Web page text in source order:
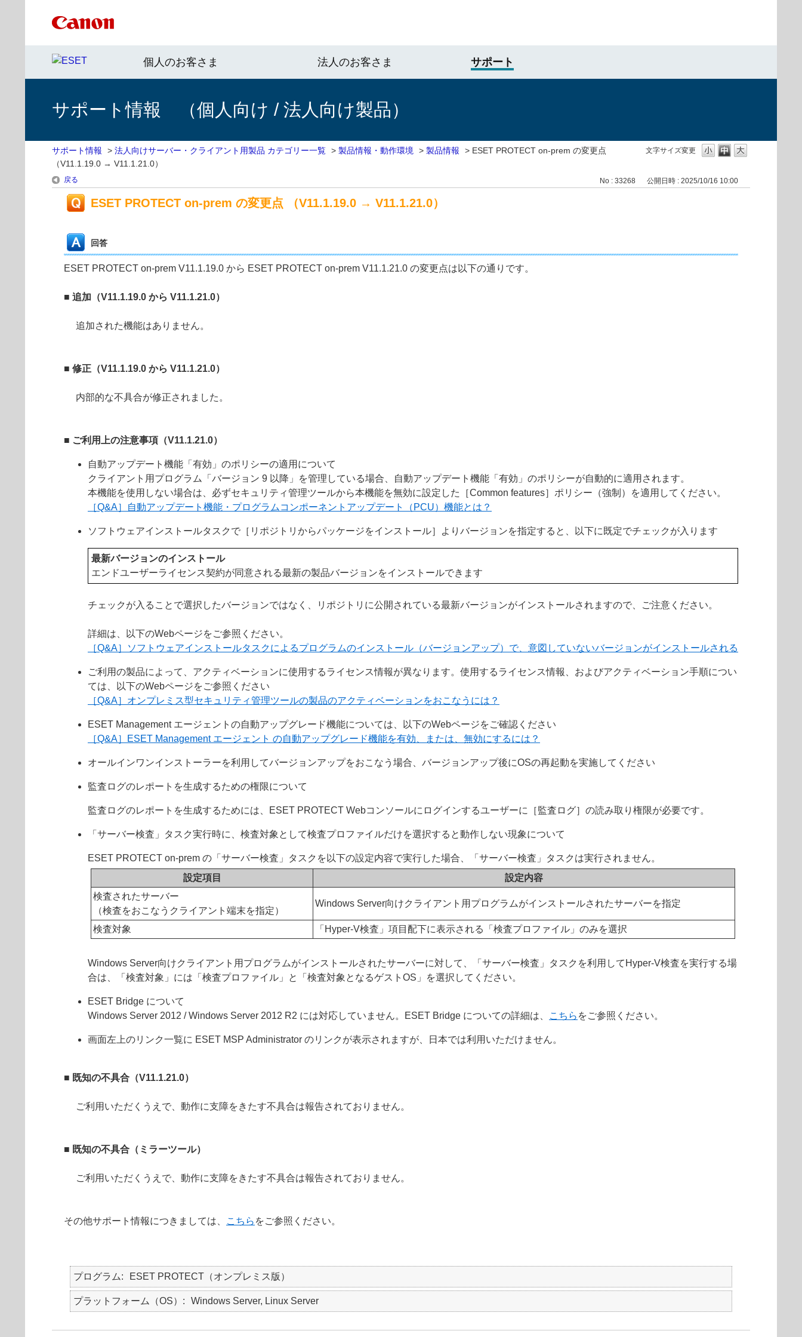
個人のお客さま 法人のお客さま サポート
サポート情報 （個人向け / 法人向け製品）
文字サイズ変更
サポート情報 > 法人向けサーバー・クライアント用製品 カテゴリー一覧 > 製品情報・動作環境 > 製品情報 > ESET PROTECT on-prem の変更点
（V11.1.19.0 → V11.1.21.0）
戻る No : 33268 公開日時 : 2025/10/16 10:00
ESET PROTECT on-prem の変更点 （V11.1.19.0 → V11.1.21.0）
回答
ESET PROTECT on-prem V11.1.19.0 から ESET PROTECT on-prem V11.1.21.0 の変更点は以下の通りです。
■ 追加（V11.1.19.0 から V11.1.21.0）
追加された機能はありません。
■ 修正（V11.1.19.0 から V11.1.21.0）
内部的な不具合が修正されました。
■ ご利用上の注意事項（V11.1.21.0）
自動アップデート機能「有効」のポリシーの適用について
クライアント用プログラム「バージョン 9 以降」を管理している場合、自動アップデート機能「有効」のポリシーが自動的に適用されます。
本機能を使用しない場合は、必ずセキュリティ管理ツールから本機能を無効に設定した［Common features］ポリシー（強制）を適用してください。
［Q&A］自動アップデート機能・プログラムコンポーネントアップデート（PCU）機能とは？
ソフトウェアインストールタスクで［リポジトリからパッケージをインストール］よりバージョンを指定すると、以下に既定でチェックが入ります
最新バージョンのインストール
エンドユーザーライセンス契約が同意される最新の製品バージョンをインストールできます
チェックが入ることで選択したバージョンではなく、リポジトリに公開されている最新バージョンがインストールされますので、ご注意ください。
詳細は、以下のWebページをご参照ください。
［Q&A］ソフトウェアインストールタスクによるプログラムのインストール（バージョンアップ）で、意図していないバージョンがインストールされる
ご利用の製品によって、アクティベーションに使用するライセンス情報が異なります。使用するライセンス情報、およびアクティベーション手順につい
ては、以下のWebページをご参照ください
［Q&A］オンプレミス型セキュリティ管理ツールの製品のアクティベーションをおこなうには？
ESET Management エージェントの自動アップグレード機能については、以下のWebページをご確認ください
［Q&A］ESET Management エージェント の自動アップグレード機能を有効、または、無効にするには？
オールインワンインストーラーを利用してバージョンアップをおこなう場合、バージョンアップ後にOSの再起動を実施してください
監査ログのレポートを生成するための権限について
監査ログのレポートを生成するためには、ESET PROTECT Webコンソールにログインするユーザーに［監査ログ］の読み取り権限が必要です。
「サーバー検査」タスク実行時に、検査対象として検査プロファイルだけを選択すると動作しない現象について
ESET PROTECT on-prem の「サーバー検査」タスクを以下の設定内容で実行した場合、「サーバー検査」タスクは実行されません。
設定項目
設定内容
検査されたサーバー
（検査をおこなうクライアント端末を指定）
Windows Server向けクライアント用プログラムがインストールされたサーバーを指定
検査対象 「Hyper-V検査」項目配下に表示される「検査プロファイル」のみを選択
Windows Server向けクライアント用プログラムがインストールされたサーバーに対して、「サーバー検査」タスクを利用してHyper-V検査を実行する場
合は、「検査対象」には「検査プロファイル」と「検査対象となるゲストOS」を選択してください。
ESET Bridge について
Windows Server 2012 / Windows Server 2012 R2 には対応していません。ESET Bridge についての詳細は、
こちら をご参照ください。
画面左上のリンク一覧に ESET MSP Administrator のリンクが表示されますが、日本では利用いただけません。
■ 既知の不具合（V11.1.21.0）
ご利用いただくうえで、動作に支障をきたす不具合は報告されておりません。
■ 既知の不具合（ミラーツール）
ご利用いただくうえで、動作に支障をきたす不具合は報告されておりません。
その他サポート情報につきましては、 こちら をご参照ください。
プログラム ESET PROTECT（オンプレミス版）
プラットフォーム（OS） Windows Server, Linux Server